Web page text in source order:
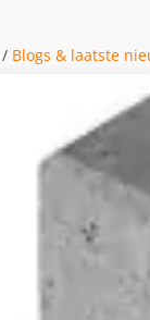
/ Blogs & laatste